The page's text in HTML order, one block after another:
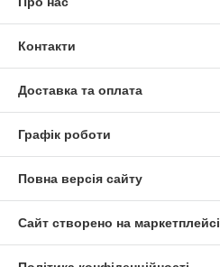
Контакти
Доставка та оплата
Графік роботи
Повна версія сайту
Сайт створено на маркетплейсі